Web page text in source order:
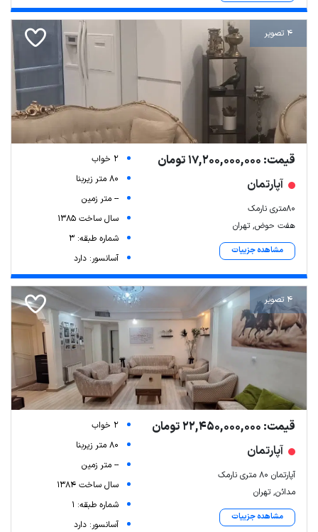
4 تصویر
قیمت: 17,200,000,000 تومان
آپارتمان
۸۰متری نارمک
هفت حوض, تهران
مشاهده جزییات
2 خواب
80 متر زیربنا
-- متر زمین
سال ساخت 1385
شماره طبقه: 3
آسانسور: دارد
4 تصویر
قیمت: 22,450,000,000 تومان
آپارتمان
آپارتمان ۸۰ متری نارمک
مدائن, تهران
مشاهده جزییات
2 خواب
80 متر زیربنا
-- متر زمین
سال ساخت 1384
شماره طبقه: 1
آسانسور: دارد